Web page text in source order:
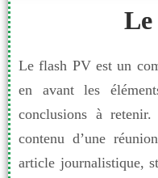
Le
Le flash PV est un
en avant les
conclusions à
contenu d’une
article journalistique,